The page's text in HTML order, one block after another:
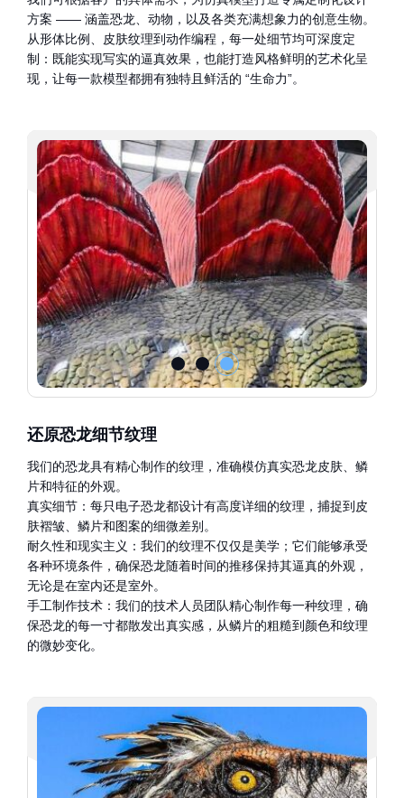
方案 —— 涵盖恐龙、动物，以及各类充满想象力的创意生物。
从形体比例、皮肤纹理到动作编程，每一处细节均可深度定
制：既能实现写实的逼真效果，也能打造风格鲜明的艺术化呈
现，让每一款模型都拥有独特且鲜活的 “生命力”。
还原恐龙细节纹理
我们的恐龙具有精心制作的纹理，准确模仿真实恐龙皮肤、鳞
片和特征的外观。
真实细节：每只电子恐龙都设计有高度详细的纹理，捕捉到皮
肤褶皱、鳞片和图案的细微差别。
耐久性和现实主义：我们的纹理不仅仅是美学；它们能够承受
各种环境条件，确保恐龙随着时间的推移保持其逼真的外观，
无论是在室内还是室外。
手工制作技术：我们的技术人员团队精心制作每一种纹理，确
保恐龙的每一寸都散发出真实感，从鳞片的粗糙到颜色和纹理
的微妙变化。